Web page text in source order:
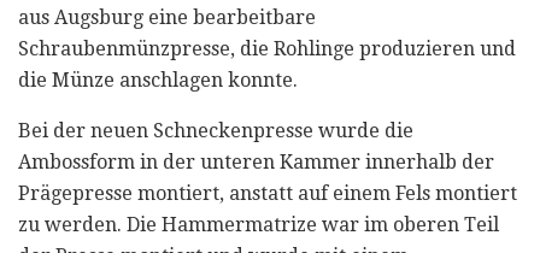
aus Augsburg eine bearbeitbare
Schraubenmünzpresse, die Rohlinge produzieren und
die Münze anschlagen konnte.
Bei der neuen Schneckenpresse wurde die
Ambossform in der unteren Kammer innerhalb der
Prägepresse montiert, anstatt auf einem Fels montiert
zu werden. Die Hammermatrize war im oberen Teil